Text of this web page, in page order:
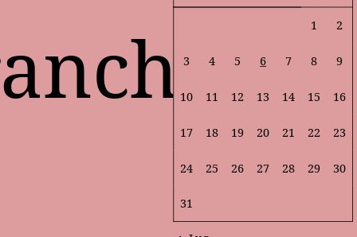
1 2
3 4 5 6 7 8 9
10 11 12 13 14 15 16
17 18 19 20 21 22 23
24 25 26 27 28 29 30
31